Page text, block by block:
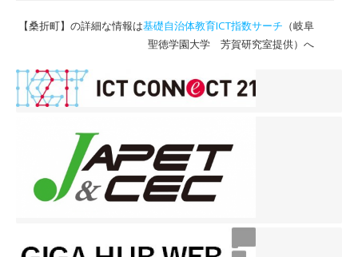
【桑折町】の詳細な情報は基礎自治体教育ICT指数サーチ （岐阜
聖徳学園大学 芳賀研究室提供）へ